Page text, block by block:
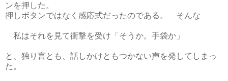
ンを押した。
押しボタンではなく感応式だったのである。 そんな
私はそれを見て衝撃を受け「そうか。手袋か」
と、独り言とも、話しかけともつかない声を発してしまっ
た。